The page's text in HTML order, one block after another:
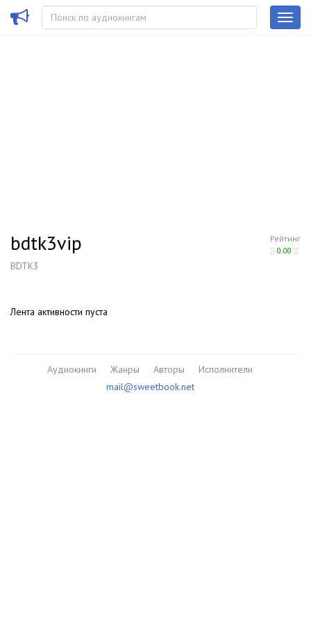
Рейтинг
0.00
bdtk3vip
BDTK3
Лента активности пуста
Аудиокниги Жанры Авторы
Исполнители
mail@sweetbook.net